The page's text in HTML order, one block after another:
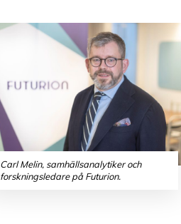
Carl Melin, samhällsanalytiker och
forskningsledare på Futurion.